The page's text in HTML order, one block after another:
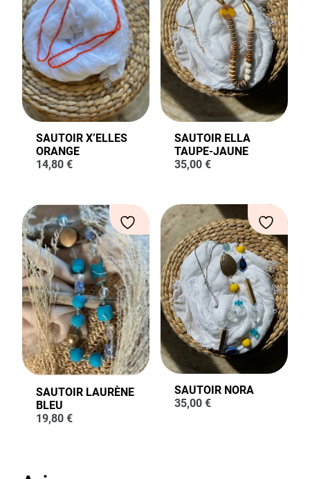
SAUTOIR X’ELLES
ORANGE
14,80 €
SAUTOIR ELLA
TAUPE-JAUNE
35,00 €
SAUTOIR LAURÈNE
BLEU
19,80 €
SAUTOIR NORA
35,00 €